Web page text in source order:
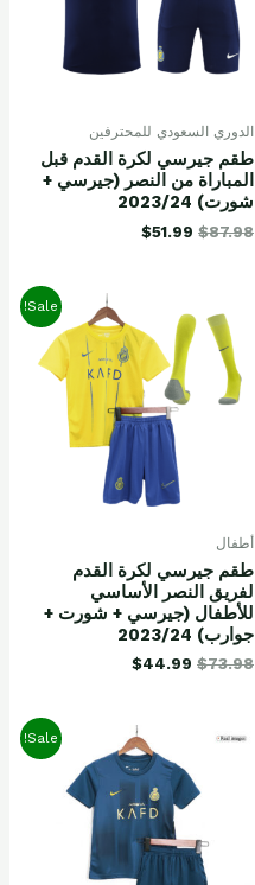
الدوري السعودي للمحترفين
طقم جيرسي لكرة القدم قبل
المباراة من النصر (جيرسي +
شورت) 2023/24
$87.98
$51.99
Sale!
أطفال
طقم جيرسي لكرة القدم
لفريق النصر الأساسي
للأطفال (جيرسي + شورت +
جوارب) 2023/24
$73.98
$44.99
Sale!